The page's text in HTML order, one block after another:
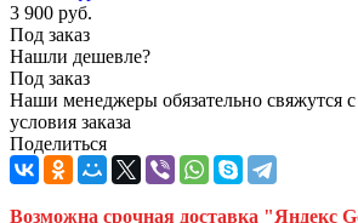
3 900 руб.
Под заказ
Нашли дешевле?
Под заказ
Наши менеджеры обязательно свяжутся
условия заказа
Поделиться
Возможна срочная доставка "Яндекс